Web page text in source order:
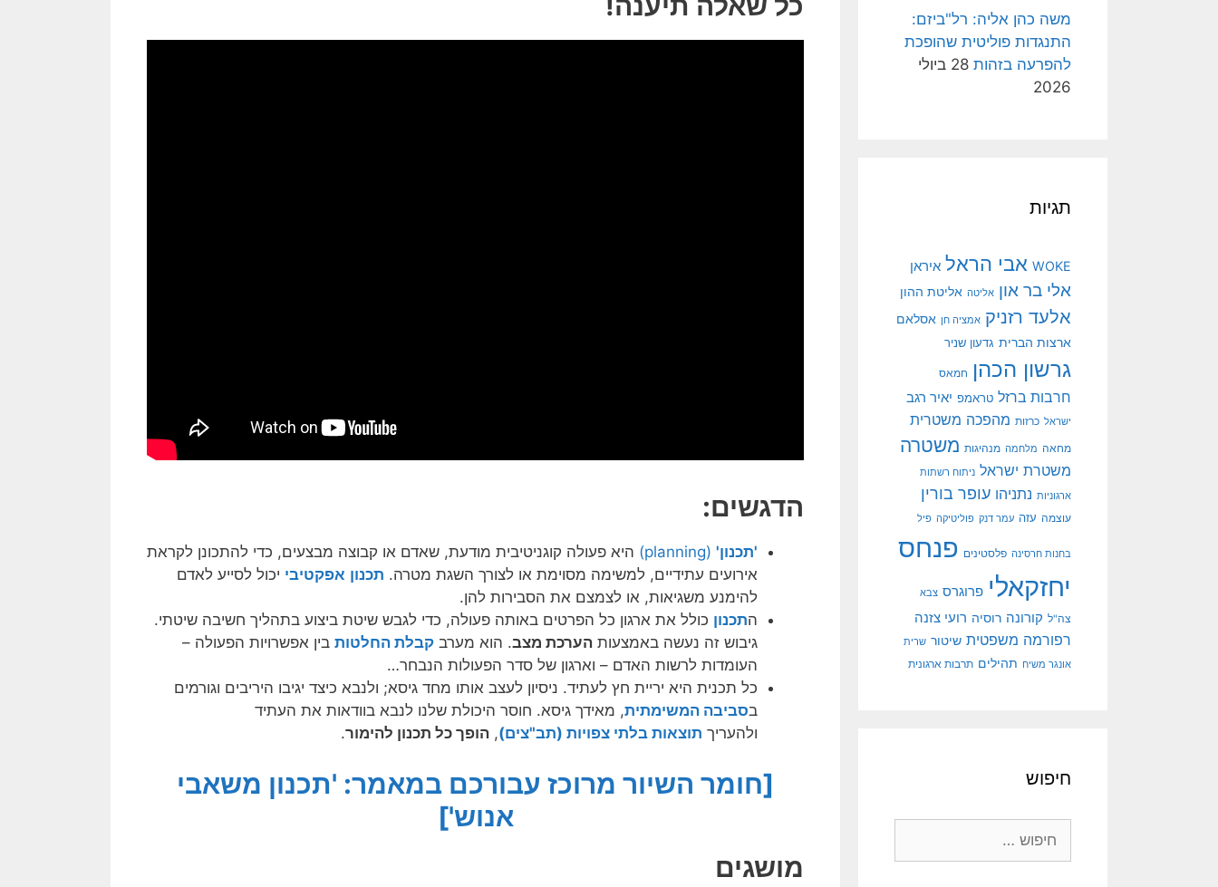
הדגשים:
'תכנון' (planning)
היא פעולה קוגניטיבית מודעת, שאדם או קבוצה מבצעים, כדי להתכונן לקראת
אירועים עתידיים, למשימה מסוימת או לצורך השגת מטרה. תכנון אפקטיבי יכול לסייע לאדם
להימנע משגיאות, או לצמצם את הסבירות להן.
התכנון כולל את ארגון כל הפרטים באותה פעולה, כדי לגבש שיטת ביצוע בתהליך חשיבה שיטתי.
גיבוש זה נעשה באמצעות הערכת מצב. הוא מערב קבלת החלטות בין אפשרויות הפעולה –
העומדות לרשות האדם – וארגון של סדר הפעולות הנבחר…
כל תכנית היא יריית חץ לעתיד. ניסיון לעצב אותו מחד גיסא; ולנבא כיצד יגיבו היריבים וגורמים
בסביבה המשימתית, מאידך גיסא. חוסר היכולת שלנו לנבא בוודאות את העתיד
ולהעריך תוצאות בלתי צפויות (תב"צים), הופך כל תכנון להימור.
[חומר השיור מרוכז עבורכם במאמר: 'תכנון משאבי
אנוש']
מושגים
משה כהן אליה: רל"ביזם:
התנגדות פוליטית שהופכת
להפרעה בזהות
28 ביולי
2026
תגיות
WOKE אבי הראל איראן
אלי בר און אליטה אליטת ההון
אלעד רזניק אמציה חן אסלאם
ארצות הברית גדעון שניר
גרשון הכהן חמאס
חרבות ברזל טראמפ יאיר רגב
ישראל כרזות מהפכה משטרית
מחאה מלחמה מנהיגות משטרה
משטרת ישראל ניתוח רשתות
ארגוניות נתניהו עופר בורין
עוצמה עזה עמר דנק פוליטיקה פיל
בחנות חרסינה פלסטינים פנחס
יחזקאלי פרוגרס צבא
צה"ל קורונה רוסיה רועי צזנה
רפורמה משפטית שיטור שרית
אונגר משיח תהילים תרבות ארגונית
חיפוש